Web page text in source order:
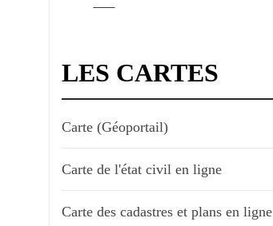
LES CARTES
Carte (Géoportail)
Carte de l'état civil en ligne
Carte des cadastres et plans en ligne